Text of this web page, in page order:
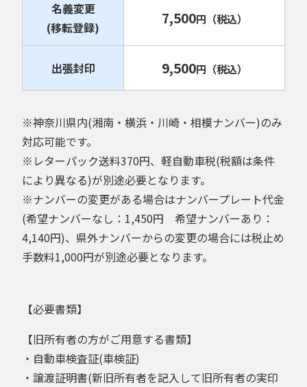
名義変更
(移転登録)
7,500円 （税込）
出張封印 9,500円 （税込）
※神奈川県内(湘南・横浜・川崎・相模ナンバー)のみ
対応可能です。
※レターパック送料370円、軽自動車税(税額は条件
により異なる)が別途必要となります。
※ナンバーの変更がある場合はナンバープレート代金
(希望ナンバーなし：1,450円 希望ナンバーあり：
4,140円)、県外ナンバーからの変更の場合には税止め
手数料1,000円が別途必要となります。
【必要書類】
【旧所有者の方がご用意する書類】
・自動車検査証(車検証)
・譲渡証明書(新旧所有者を記入して旧所有者の実印